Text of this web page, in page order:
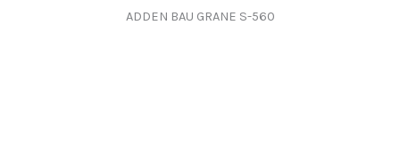
ADDEN BAU GRANE S-560